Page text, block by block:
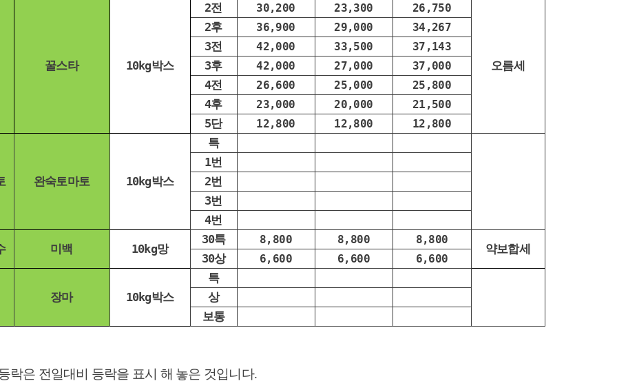
꿀스타 10kg박스
2전 30,200 23,300 26,750
오름세
2후 36,900 29,000 34,267
3전 42,000 33,500 37,143
3후 42,000 27,000 37,000
4전 26,600 25,000 25,800
4후 23,000 20,000 21,500
5단 12,800 12,800 12,800
완숙토마토 10kg박스
특
1번
2번
3번
4번
미백 10kg망
30특 8,800 8,800 8,800
약보합세
30상 6,600 6,600 6,600
장마 10kg박스
특
상
보통
락은 전일대비 등락을 표시 해 놓은 것입니다.